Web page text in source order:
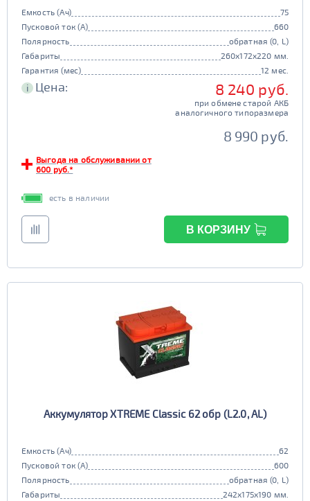
Емкость (Ач)
75
Пусковой ток (А)
660
Полярность
обратная (0, L)
Габариты
260x172x220 мм.
Гарантия (мес)
12 мес.
i Цена: 8 240 руб.
при обмене старой АКБ
аналогичного типоразмера
8 990 руб.
Выгода на обслуживании от
600 руб.*
есть в наличии
В КОРЗИНУ
Аккумулятор XTREME Classic 62 обр (L2.0, AL)
Емкость (Ач)
62
Пусковой ток (А)
600
Полярность
обратная (0, L)
Габариты
242x175x190 мм.